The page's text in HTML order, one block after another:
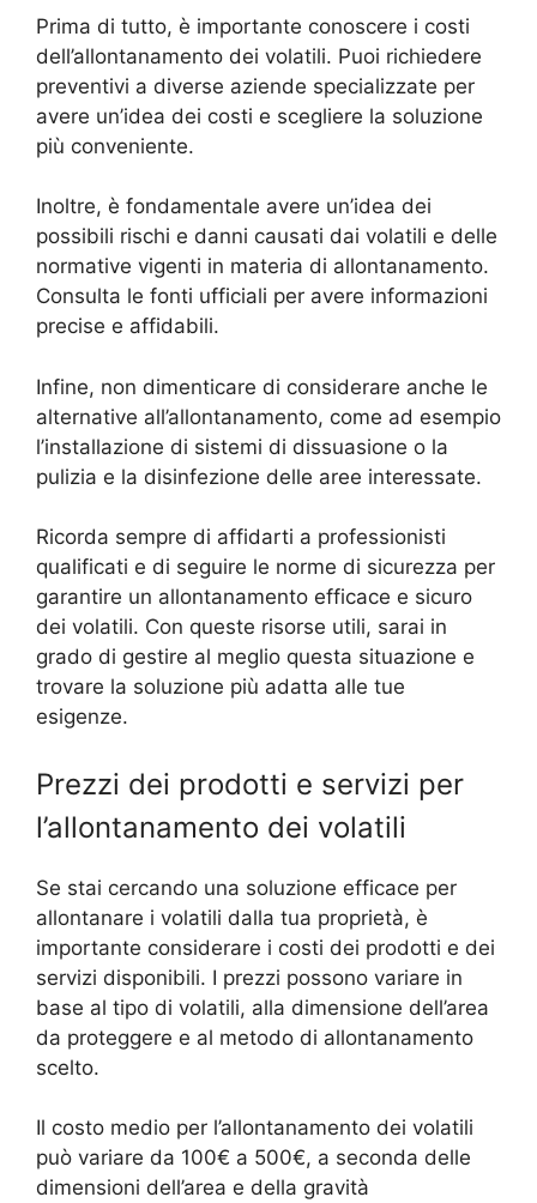
Prima di tutto, è importante conoscere i costi
dell’allontanamento dei volatili. Puoi richiedere
preventivi a diverse aziende specializzate per
avere un’idea dei costi e scegliere la soluzione
più conveniente.
Inoltre, è fondamentale avere un’idea dei
possibili rischi e danni causati dai volatili e delle
normative vigenti in materia di allontanamento.
Consulta le fonti ufficiali per avere informazioni
precise e affidabili.
Infine, non dimenticare di considerare anche le
alternative all’allontanamento, come ad esempio
l’installazione di sistemi di dissuasione o la
pulizia e la disinfezione delle aree interessate.
Ricorda sempre di affidarti a professionisti
qualificati e di seguire le norme di sicurezza per
garantire un allontanamento efficace e sicuro
dei volatili. Con queste risorse utili, sarai in
grado di gestire al meglio questa situazione e
trovare la soluzione più adatta alle tue
esigenze.
Prezzi dei prodotti e servizi per
l’allontanamento dei volatili
Se stai cercando una soluzione efficace per
allontanare i volatili dalla tua proprietà, è
importante considerare i costi dei prodotti e dei
servizi disponibili. I prezzi possono variare in
base al tipo di volatili, alla dimensione dell’area
da proteggere e al metodo di allontanamento
scelto.
Il costo medio per l’allontanamento dei volatili
può variare da 100€ a 500€, a seconda delle
dimensioni dell’area e della gravità